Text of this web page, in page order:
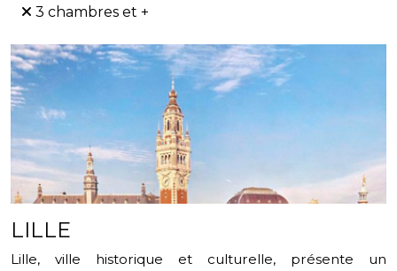
3 chambres et +
LILLE
Lille, ville historique et culturelle, présente un